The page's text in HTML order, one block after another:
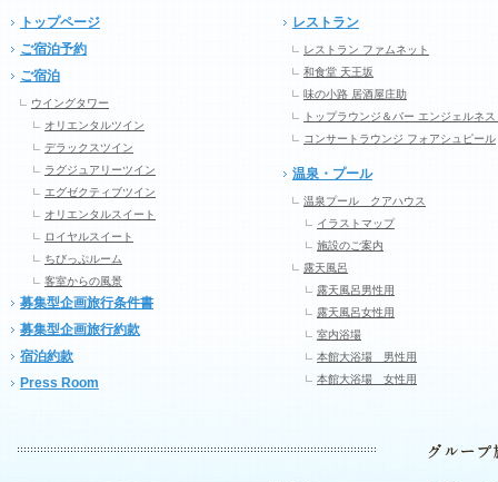
トップページ
ご宿泊予約
ご宿泊
ウイングタワー
オリエンタルツイン
デラックスツイン
ラグジュアリーツイン
エグゼクティブツイン
オリエンタルスイート
ロイヤルスイート
ちびっぷルーム
客室からの風景
募集型企画旅行条件書
募集型企画旅行約款
宿泊約款
Press Room
レストラン
レストラン ファムネット
和食堂 天王坂
味の小路 居酒屋庄助
トップラウンジ＆バー エンジェルネス
コンサートラウンジ フォアシュピール
温泉・プール
温泉プール クアハウス
イラストマップ
施設のご案内
露天風呂
露天風呂男性用
露天風呂女性用
室内浴場
本館大浴場 男性用
本館大浴場 女性用